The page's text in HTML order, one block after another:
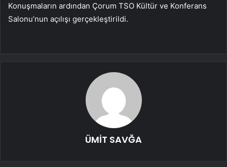
Konuşmaların ardından Çorum TSO Kültür ve Konferans
Salonu’nun açılışı gerçekleştirildi.
ÜMİT SAVĞA